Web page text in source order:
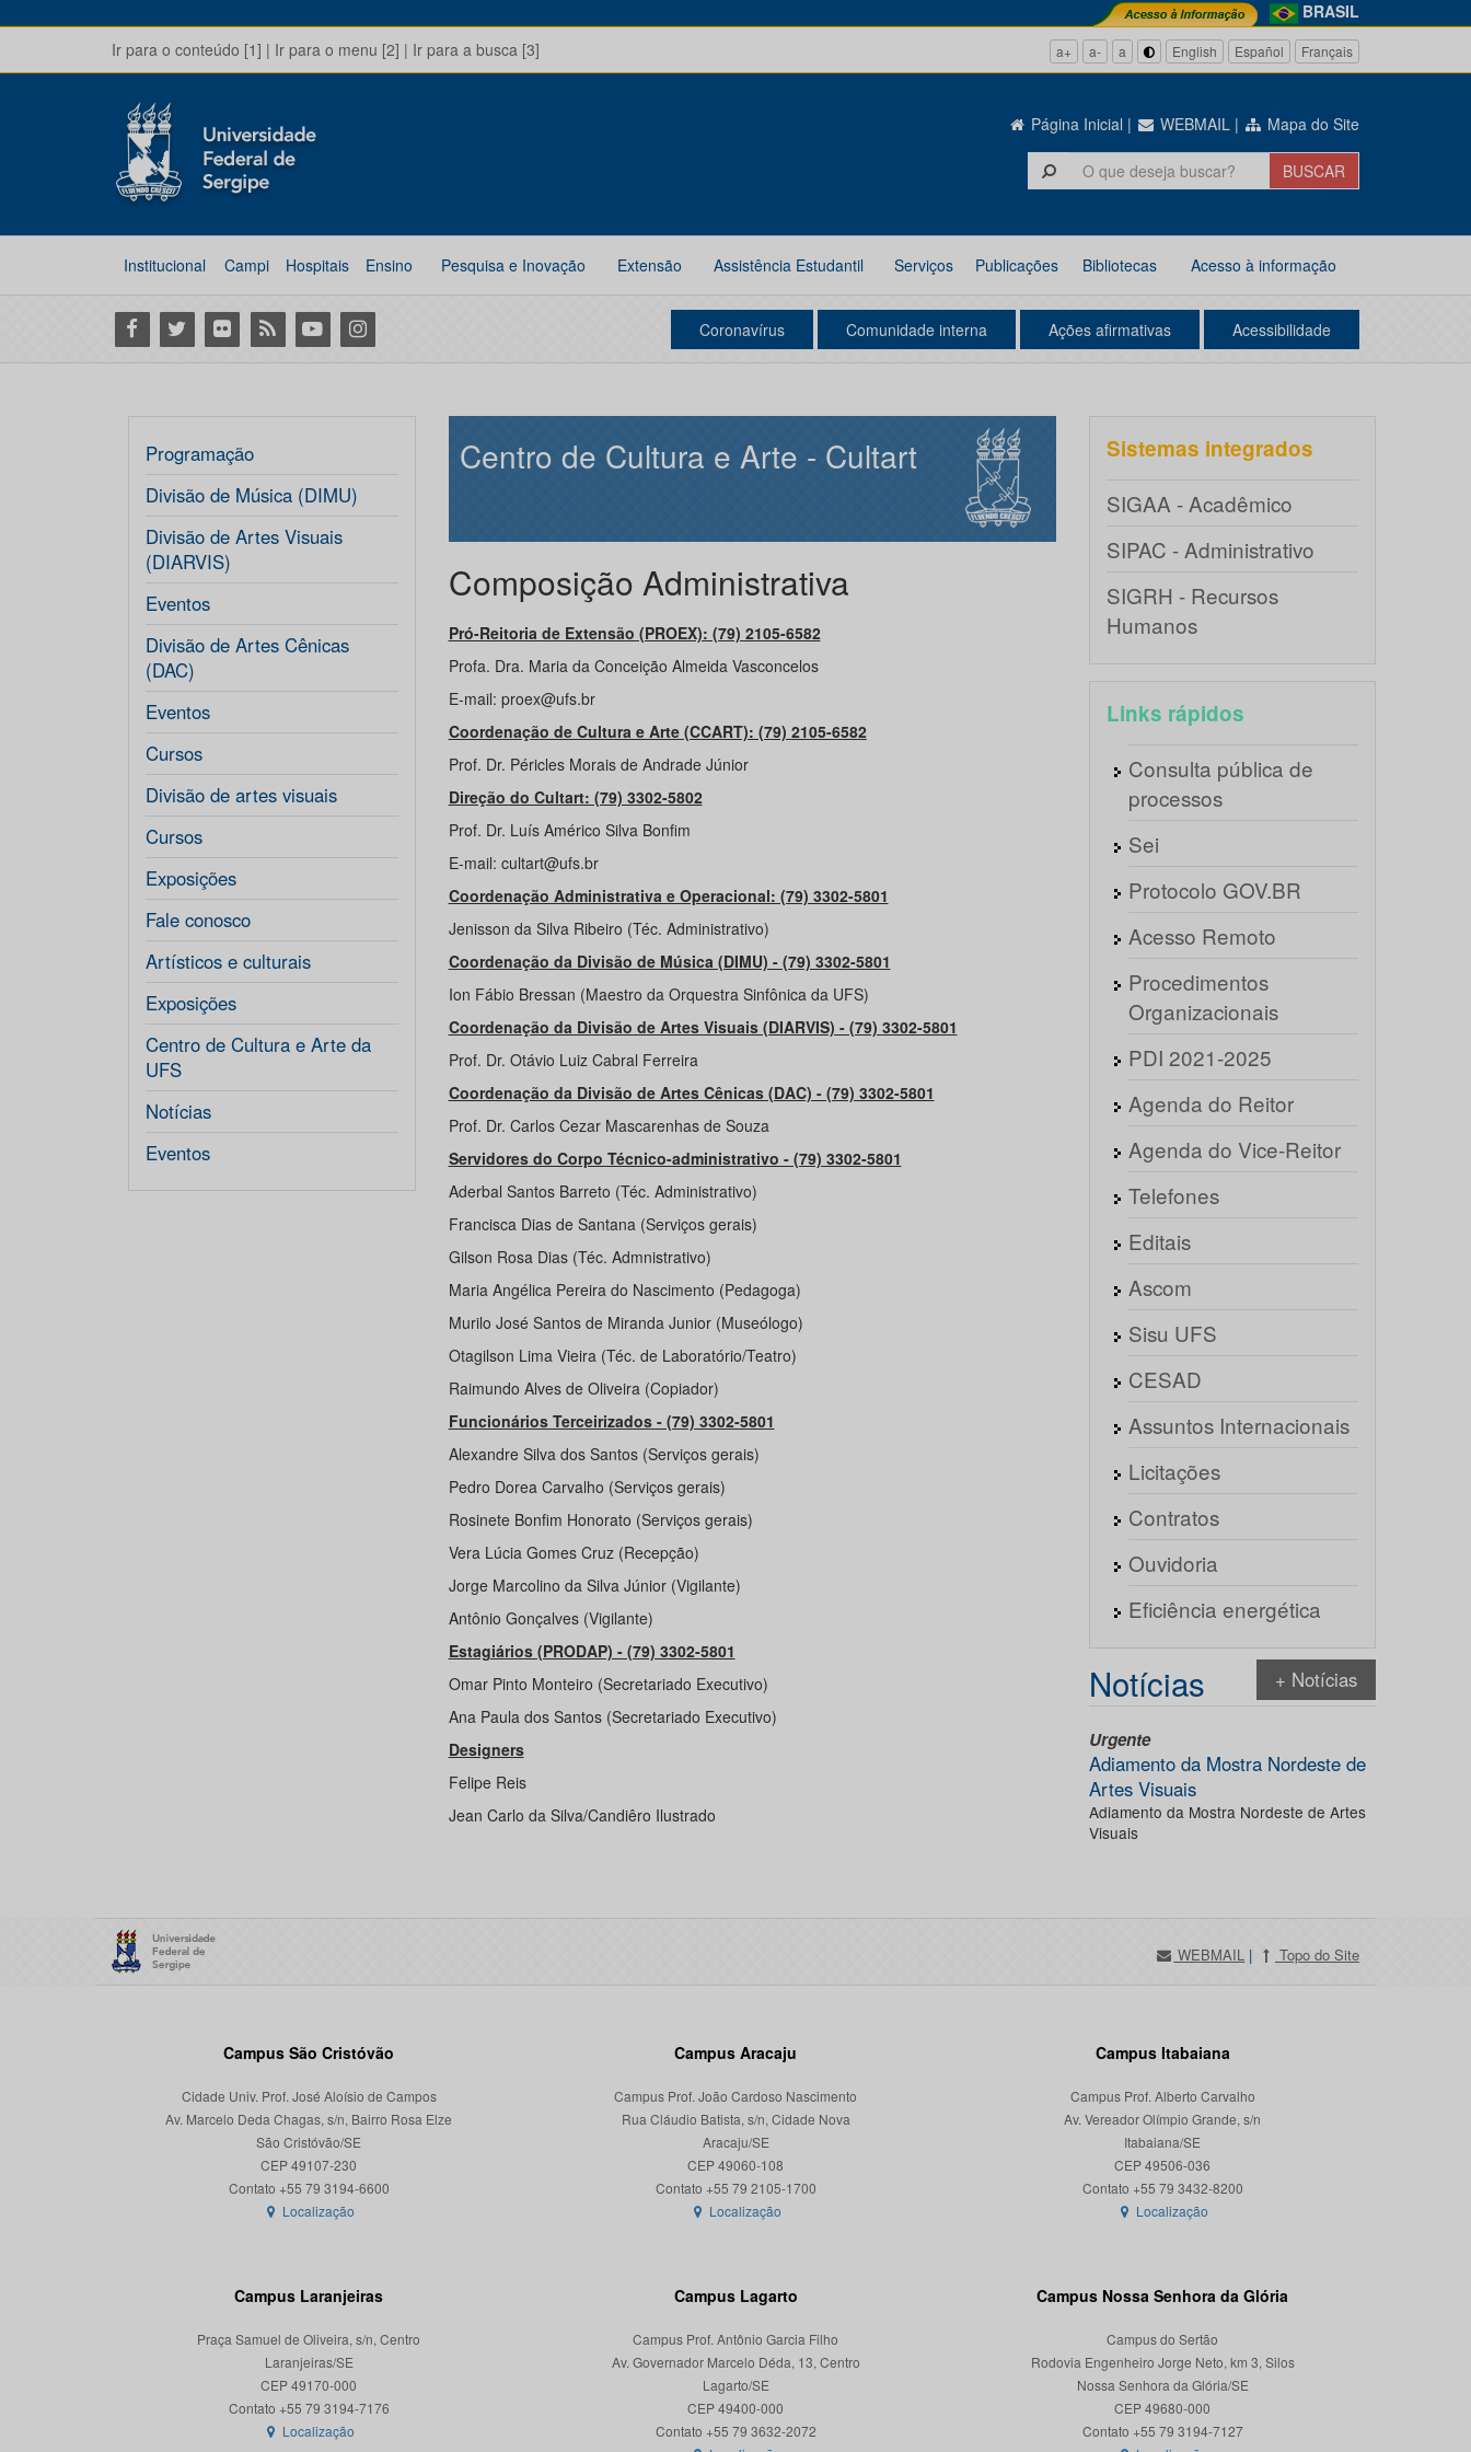
BRASIL
Ir para o conteúdo [1] | Ir para o menu [2] | Ir para a busca [3] a+ a- a English Español Français
Página Inicial | WEBMAIL | Mapa do Site
Institucional Campi Hospitais Ensino Pesquisa e Inovação Extensão Assistência Estudantil Serviços Publicações Bibliotecas Acesso à informação
Facebook
Twitter Flickr RSS YoutubeInstagram Coronavírus Comunidade interna Ações afirmativas Acessibilidade
Programação
Divisão de Música (DIMU)
Divisão de Artes Visuais
(DIARVIS)
Eventos
Divisão de Artes Cênicas
(DAC)
Eventos
Cursos
Divisão de artes visuais
Cursos
Exposições
Fale conosco
Artísticos e culturais
Exposições
Centro de Cultura e Arte da
UFS
Notícias
Eventos
Centro de Cultura e Arte - Cultart
Composição Administrativa
Pró-Reitoria de Extensão (PROEX): (79) 2105-6582
Profa. Dra. Maria da Conceição Almeida Vasconcelos
E-mail: proex@ufs.br
Coordenação de Cultura e Arte (CCART): (79) 2105-6582
Prof. Dr. Péricles Morais de Andrade Júnior
Direção do Cultart: (79) 3302-5802
Prof. Dr. Luís Américo Silva Bonfim
E-mail: cultart@ufs.br
Coordenação Administrativa e Operacional: (79) 3302-5801
Jenisson da Silva Ribeiro (Téc. Administrativo)
Coordenação da Divisão de Música (DIMU) - (79) 3302-5801
Ion Fábio Bressan (Maestro da Orquestra Sinfônica da UFS)
Coordenação da Divisão de Artes Visuais (DIARVIS) - (79) 3302-5801
Prof. Dr. Otávio Luiz Cabral Ferreira
Coordenação da Divisão de Artes Cênicas (DAC) - (79) 3302-5801
Prof. Dr. Carlos Cezar Mascarenhas de Souza
Servidores do Corpo Técnico-administrativo - (79) 3302-5801
Aderbal Santos Barreto (Téc. Administrativo)
Francisca Dias de Santana (Serviços gerais)
Gilson Rosa Dias (Téc. Admnistrativo)
Maria Angélica Pereira do Nascimento (Pedagoga)
Murilo José Santos de Miranda Junior (Museólogo)
Otagilson Lima Vieira (Téc. de Laboratório/Teatro)
Raimundo Alves de Oliveira (Copiador)
Funcionários Terceirizados - (79) 3302-5801
Alexandre Silva dos Santos (Serviços gerais)
Pedro Dorea Carvalho (Serviços gerais)
Rosinete Bonfim Honorato (Serviços gerais)
Vera Lúcia Gomes Cruz (Recepção)
Jorge Marcolino da Silva Júnior (Vigilante)
Antônio Gonçalves (Vigilante)
Estagiários (PRODAP) - (79) 3302-5801
Omar Pinto Monteiro (Secretariado Executivo)
Ana Paula dos Santos (Secretariado Executivo)
Designers
Felipe Reis
Jean Carlo da Silva/Candiêro Ilustrado
Sistemas integrados
SIGAA - Acadêmico
SIPAC - Administrativo
SIGRH - Recursos
Humanos
Links rápidos
Consulta pública de
processos
Sei
Protocolo GOV.BR
Acesso Remoto
Procedimentos
Organizacionais
PDI 2021-2025
Agenda do Reitor
Agenda do Vice-Reitor
Telefones
Editais
Ascom
Sisu UFS
CESAD
Assuntos Internacionais
Licitações
Contratos
Ouvidoria
Eficiência energética
Notícias + Notícias
Urgente
Adiamento da Mostra Nordeste de
Artes Visuais
Adiamento da Mostra Nordeste de Artes
Visuais
WEBMAIL | Topo do Site
Campus São Cristóvão
Cidade Univ. Prof. José Aloísio de Campos
Av. Marcelo Deda Chagas, s/n, Bairro Rosa Elze
São Cristóvão/SE
CEP 49107-230
Localização
Campus Aracaju
Campus Prof. João Cardoso Nascimento
Rua Cláudio Batista, s/n, Cidade Nova
Aracaju/SE
CEP 49060-108
Localização
Campus Itabaiana
Campus Prof. Alberto Carvalho
Av. Vereador Olímpio Grande, s/n
Itabaiana/SE
CEP 49506-036
Localização
Campus Laranjeiras
Praça Samuel de Oliveira, s/n, Centro
Laranjeiras/SE
CEP 49170-000
Localização
Campus Lagarto
Campus Prof. Antônio Garcia Filho
Av. Governador Marcelo Déda, 13, Centro
Lagarto/SE
CEP 49400-000
Campus Nossa Senhora da Glória
Campus do Sertão
Rodovia Engenheiro Jorge Neto, km 3, Silos
Nossa Senhora da Glória/SE
CEP 49680-000
Contato +55 79 3194-7127